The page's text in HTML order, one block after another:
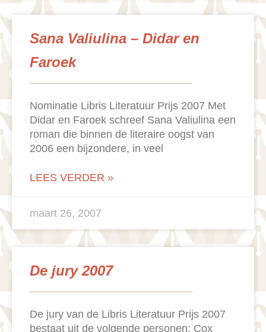
Sana Valiulina – Didar en
Faroek
Nominatie Libris Literatuur Prijs 2007 Met
Didar en Faroek schreef Sana Valiulina een
roman die binnen de literaire oogst van
2006 een bijzondere, in veel
LEES VERDER »
maart 26, 2007
De jury 2007
De jury van de Libris Literatuur Prijs 2007
bestaat uit de volgende personen: Cox